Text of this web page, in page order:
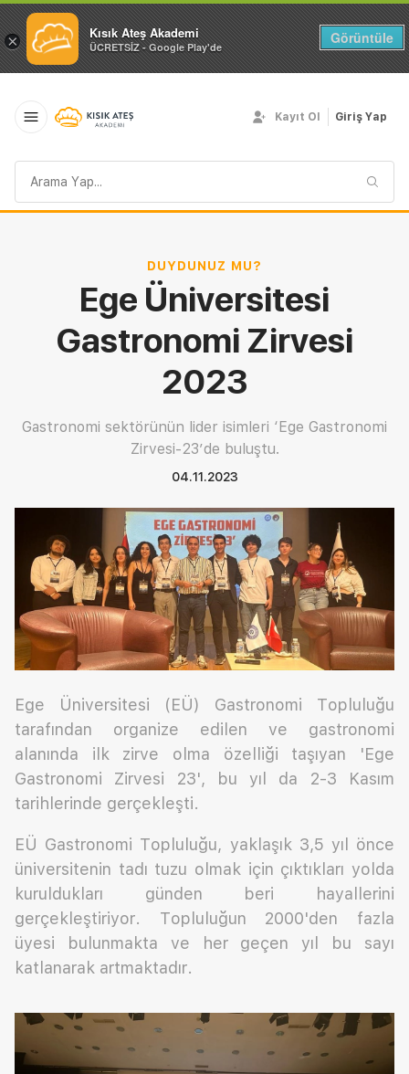
× Kısık Ateş Akademi
ÜCRETSİZ - Google Play'de
Görüntüle
sorgusu
Kayıt Ol Giriş Yap
DUYDUNUZ MU?
Ege Üniversitesi
Gastronomi Zirvesi
2023
Gastronomi sektörünün lider isimleri ‘Ege Gastronomi
Zirvesi-23’de buluştu.
04.11.2023
Ege Üniversitesi (EÜ) Gastronomi Topluluğu
tarafından organize edilen ve gastronomi
alanında ilk zirve olma özelliği taşıyan 'Ege
Gastronomi Zirvesi 23', bu yıl da 2-3 Kasım
tarihlerinde gerçekleşti.
EÜ Gastronomi Topluluğu, yaklaşık 3,5 yıl önce
üniversitenin tadı tuzu olmak için çıktıkları yolda
kuruldukları günden beri hayallerini
gerçekleştiriyor. Topluluğun 2000'den fazla
üyesi bulunmakta ve her geçen yıl bu sayı
katlanarak artmaktadır.